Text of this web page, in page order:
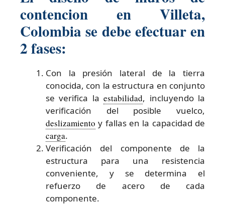
contencion en Villeta,
Colombia se debe efectuar en
2 fases:
Con la presión lateral de la tierra
conocida, con la estructura en conjunto
se verifica laestabilidad, incluyendo la
verificación del posible vuelco,
deslizamiento y fallas en la capacidad de
carga.
Verificación del componente de la
estructura para una resistencia
conveniente, y se determina el
refuerzo de acero de cada
componente.